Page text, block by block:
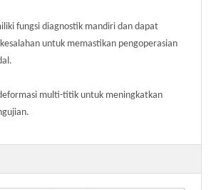
fungsi diagnostik mandiri dan dapat
untuk memastikan pengoperasian
multi-titik untuk meningkatkan